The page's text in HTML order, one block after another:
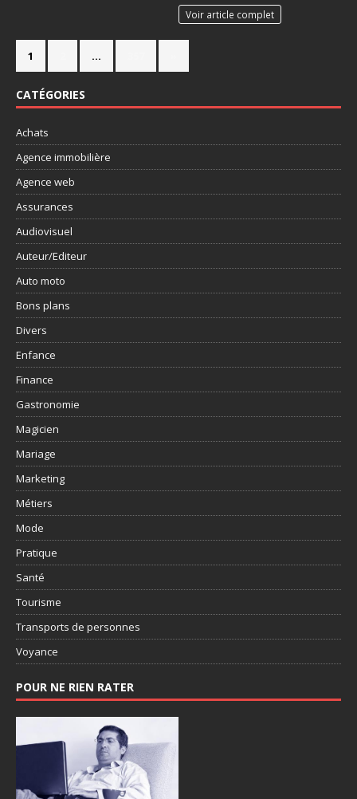
Voir article complet
1 …
CATÉGORIES
Achats
Agence immobilière
Agence web
Assurances
Audiovisuel
Auteur/Editeur
Auto moto
Bons plans
Divers
Enfance
Finance
Gastronomie
Magicien
Mariage
Marketing
Métiers
Mode
Pratique
Santé
Tourisme
Transports de personnes
Voyance
POUR NE RIEN RATER